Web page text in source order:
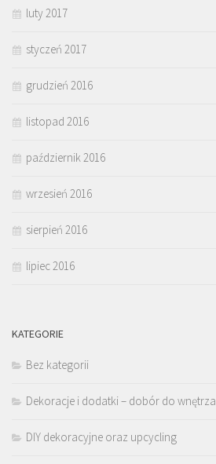
luty 2017
styczeń 2017
grudzień 2016
listopad 2016
październik 2016
wrzesień 2016
sierpień 2016
lipiec 2016
KATEGORIE
Bez kategorii
Dekoracje i dodatki – dobór do wnętrza
DIY dekoracyjne oraz upcycling